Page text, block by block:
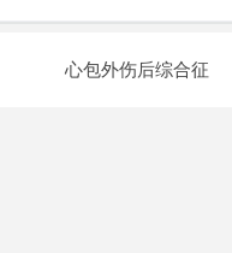
心包外伤后综合征